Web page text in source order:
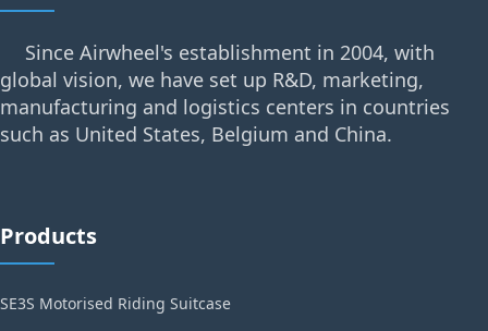
Since Airwheel's establishment in 2004, with
global vision, we have set up R&D, marketing,
manufacturing and logistics centers in countries
such as United States, Belgium and China.
Products
SE3S Motorised Riding Suitcase